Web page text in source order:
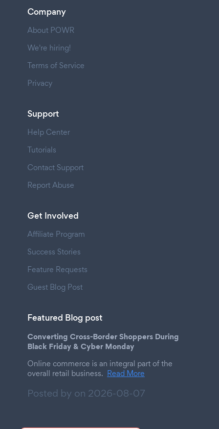
Company
About POWR
We're hiring!
Terms of Service
Privacy
Support
Help Center
Tutorials
Contact Support
Report Abuse
Get Involved
Affiliate Program
Success Stories
Feature Requests
Guest Blog Post
Featured Blog post
Converting Cross-Border Shoppers During
Black Friday & Cyber Monday
Online commerce is an integral part of the
overall retail business. Read More
Posted by on 2026-08-07